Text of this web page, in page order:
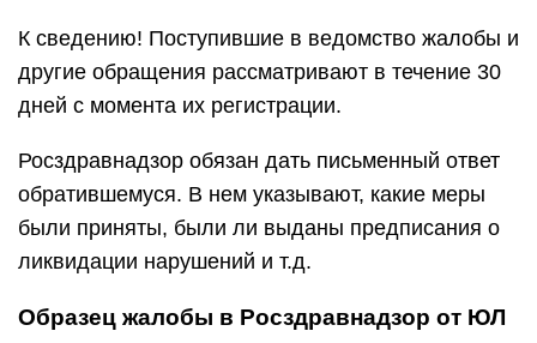
К сведению! Поступившие в ведомство жалобы и
другие обращения рассматривают в течение 30
дней с момента их регистрации.
Росздравнадзор обязан дать письменный ответ
обратившемуся. В нем указывают, какие меры
были приняты, были ли выданы предписания о
ликвидации нарушений и т.д.
Образец жалобы в Росздравнадзор от ЮЛ